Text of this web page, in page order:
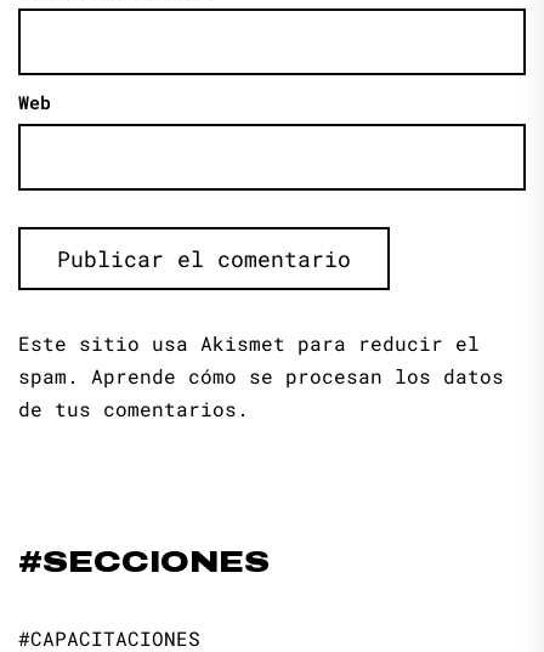
Web
Este sitio usa Akismet para reducir el
spam. Aprende cómo se procesan los datos
de tus comentarios.
#SECCIONES
#CAPACITACIONES